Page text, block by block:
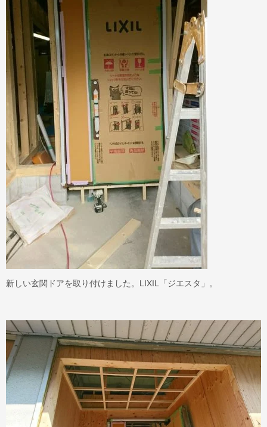
新しい玄関ドアを取り付けました。LIXIL「ジエスタ」。